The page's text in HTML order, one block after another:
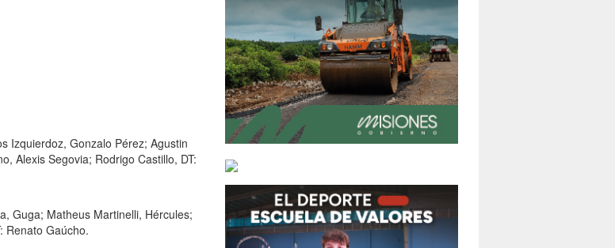
Izquierdoz, Gonzalo Pérez; Agustin
Alexis Segovia; Rodrigo Castillo, DT:
Guga; Matheus Martinelli, Hércules;
Renato Gaúcho.